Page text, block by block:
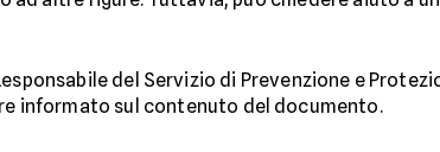
del Servizio di Prevenzione e
informato sul contenuto del documento.